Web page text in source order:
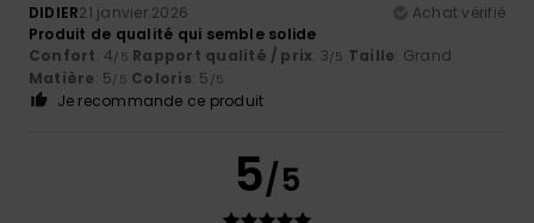
DIDIER21 janvier 2026
Achat vérifié
Produit de qualité qui semble solide
Confort: 4/5 Rapport qualité / prix: 3/5 Taille: Grand
Matière: 5/5 Coloris: 5 /5
Je recommande ce produit
5/5